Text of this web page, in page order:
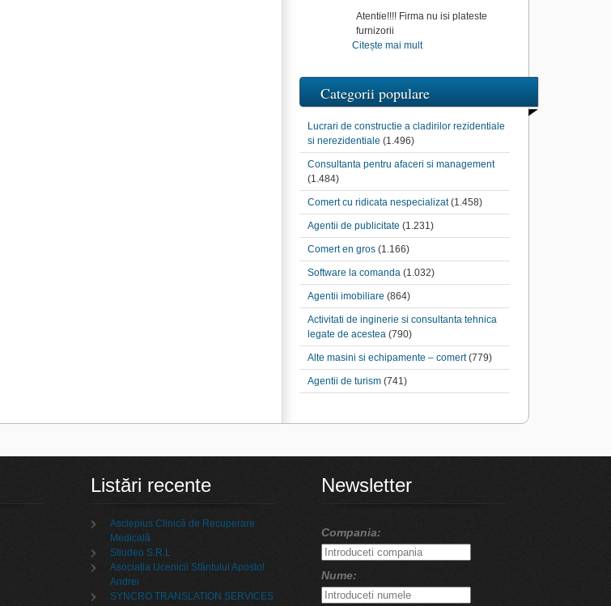
Atentie!!!! Firma nu isi plateste
furnizorii
Citește mai mult
Categorii populare
Lucrari de constructie a cladirilor rezidentiale
si nerezidentiale (1.496)
Consultanta pentru afaceri si management
(1.484)
Comert cu ridicata nespecializat(1.458)
Agentii de publicitate (1.231)
Comert en gros (1.166)
Software la comanda (1.032)
Agentii imobiliare (864)
Activitati de inginerie si consultanta tehnica
legate de acestea (790)
Alte masini si echipamente – comert(779)
Agentii de turism (741)
Listări recente
Asclepius Clinică de Recuperare
Medicală
Stiudeo S.R.L
Asociația Ucenicii Sfântului Apostol
Andrei
SYNCRO TRANSLATION SERVICES
Newsletter
Compania:
Nume: